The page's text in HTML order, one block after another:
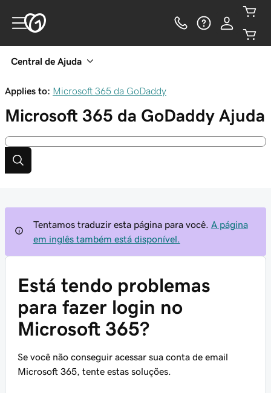
Central de Ajuda
Applies to: Microsoft 365 da GoDaddy
Microsoft 365 da GoDaddy Ajuda
Tentamos traduzir esta página para você.
A página
em inglês também está disponível.
Está tendo problemas
para fazer login no
Microsoft 365?
Se você não conseguir acessar sua conta de email
Microsoft 365, tente estas soluções.